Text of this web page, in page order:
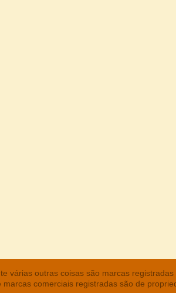
várias outras coisas são marcas registradas
comerciais registradas são de